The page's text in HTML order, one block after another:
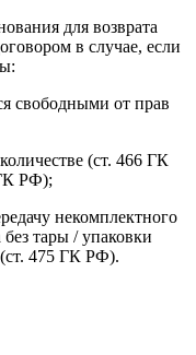
для возврата
в случае, если
свободными от прав
(ст. 466 ГК
РФ);
некомплектного
тары / упаковки
475 ГК РФ).